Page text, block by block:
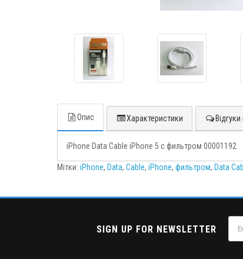
Опис Характеристики Відгуки
iPhone Data Cable iPhone 5 с фильтром 00001192
Мітки: iPhone, Data, Cable, iPhone, фильтром, Data
SIGN UP FOR NEWSLETTER